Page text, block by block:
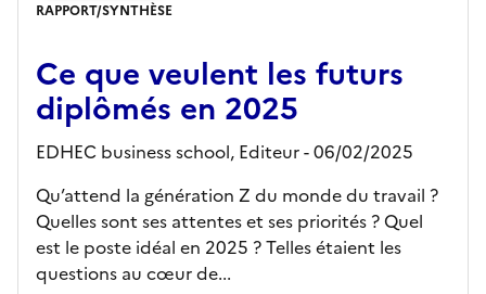
RAPPORT/SYNTHÈSE
Ce que veulent les futurs
diplômés en 2025
EDHEC business school, Editeur- 06/02/2025
Qu’attend la génération Z du monde du travail ?
Quelles sont ses attentes et ses priorités ? Quel
est le poste idéal en 2025 ? Telles étaient les
questions au cœur de...